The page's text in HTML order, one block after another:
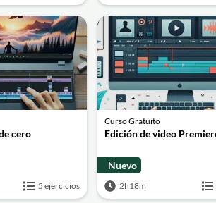
cero
5 ejercicios
Curso Gratuito
Edición de video
Nuevo
2h18m